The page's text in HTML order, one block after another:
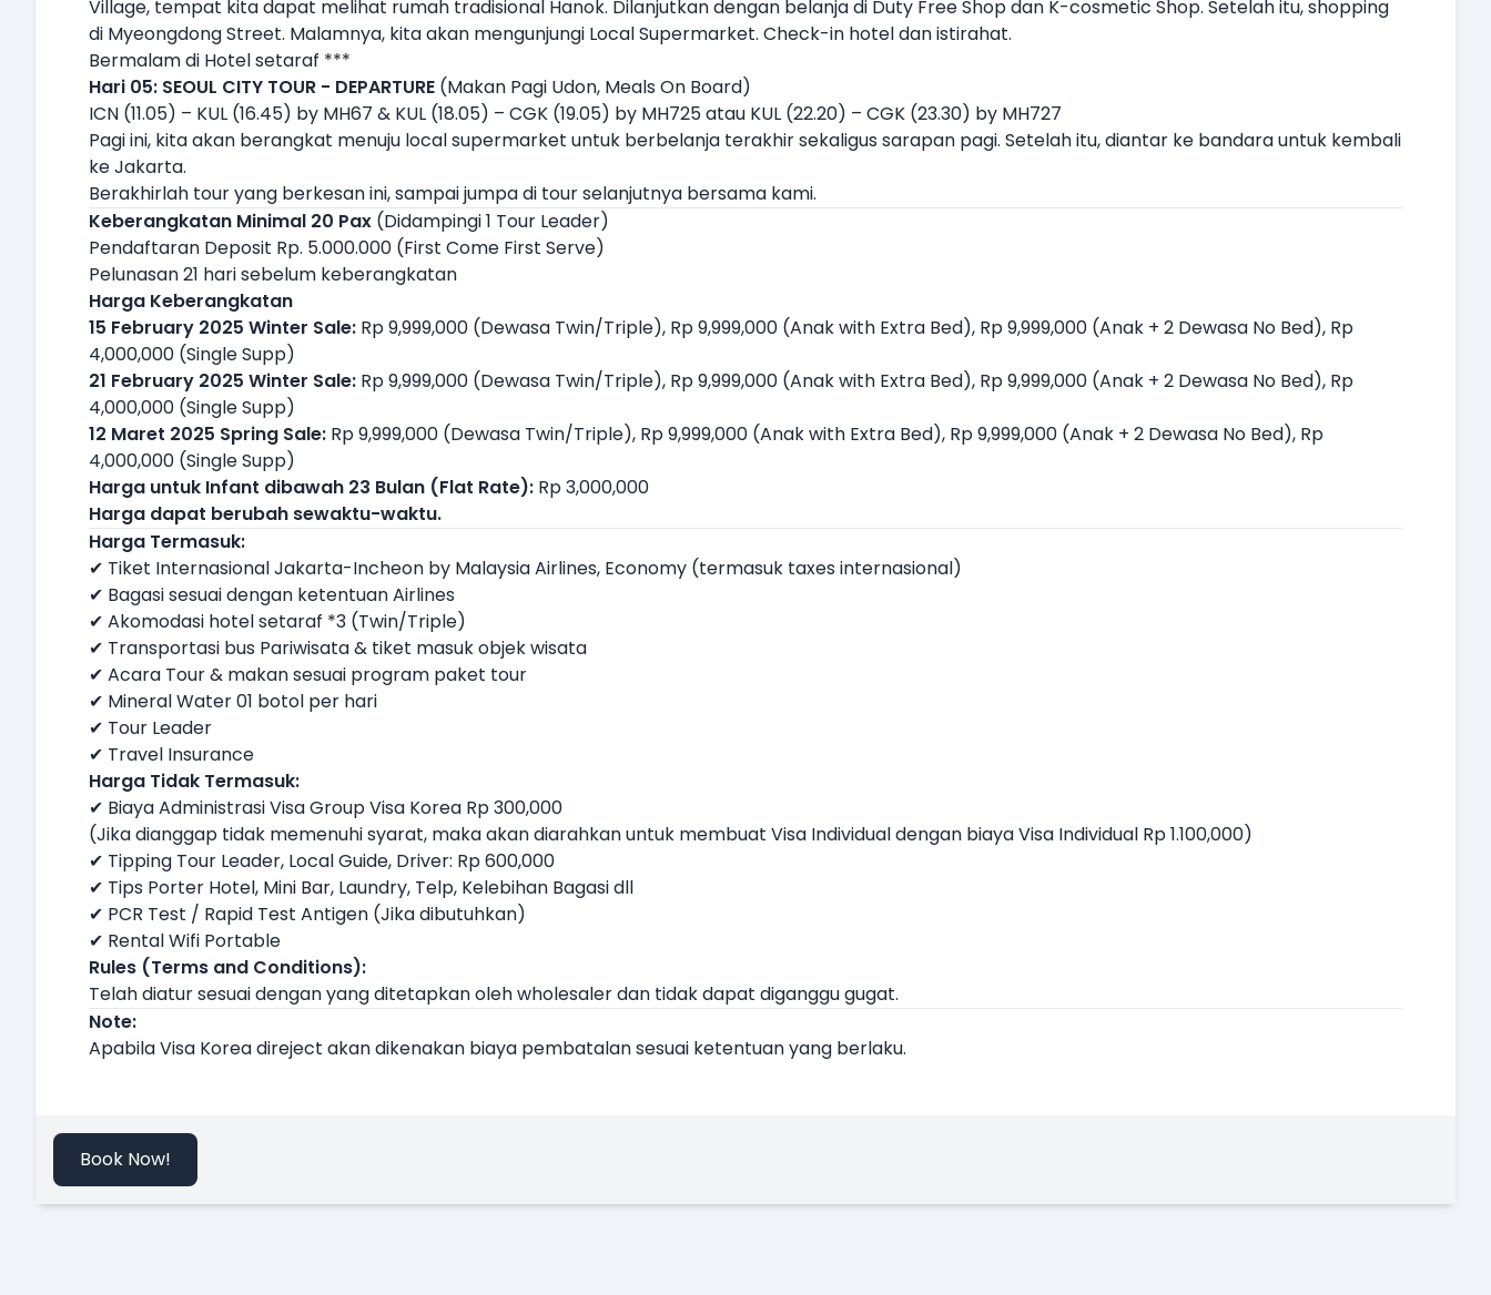
Village, tempat kita dapat melihat rumah tradisional Hanok. Dilanjutkan dengan belanja di Duty Free Shop dan K-cosmetic Shop. Setelah itu, shopping
di Myeongdong Street. Malamnya, kita akan mengunjungi Local Supermarket. Check-in hotel dan istirahat.
Bermalam di Hotel setaraf ***
Hari 05: SEOUL CITY TOUR - DEPARTURE (Makan Pagi Udon, Meals On Board)
ICN (11.05) – KUL (16.45) by MH67 & KUL (18.05) – CGK (19.05) by MH725 atau KUL (22.20) – CGK (23.30) by MH727
Pagi ini, kita akan berangkat menuju local supermarket untuk berbelanja terakhir sekaligus sarapan pagi. Setelah itu, diantar ke bandara untuk kembali
ke Jakarta.
Berakhirlah tour yang berkesan ini, sampai jumpa di tour selanjutnya bersama kami.
Keberangkatan Minimal 20 Pax (Didampingi 1 Tour Leader)
Pendaftaran Deposit Rp. 5.000.000 (First Come First Serve)
Pelunasan 21 hari sebelum keberangkatan
Harga Keberangkatan
15 February 2025 Winter Sale: Rp 9,999,000 (Dewasa Twin/Triple), Rp 9,999,000 (Anak with Extra Bed), Rp 9,999,000 (Anak + 2 Dewasa No Bed), Rp
4,000,000 (Single Supp)
21 February 2025 Winter Sale: Rp 9,999,000 (Dewasa Twin/Triple), Rp 9,999,000 (Anak with Extra Bed), Rp 9,999,000 (Anak + 2 Dewasa No Bed), Rp
4,000,000 (Single Supp)
12 Maret 2025 Spring Sale: Rp 9,999,000 (Dewasa Twin/Triple), Rp 9,999,000 (Anak with Extra Bed), Rp 9,999,000 (Anak + 2 Dewasa No Bed), Rp
4,000,000 (Single Supp)
Harga untuk Infant dibawah 23 Bulan (Flat Rate): Rp 3,000,000
Harga dapat berubah sewaktu-waktu.
Harga Termasuk:
✔ Tiket Internasional Jakarta-Incheon by Malaysia Airlines, Economy (termasuk taxes internasional)
✔ Bagasi sesuai dengan ketentuan Airlines
✔ Akomodasi hotel setaraf *3 (Twin/Triple)
✔ Transportasi bus Pariwisata & tiket masuk objek wisata
✔ Acara Tour & makan sesuai program paket tour
✔ Mineral Water 01 botol per hari
✔ Tour Leader
✔ Travel Insurance
Harga Tidak Termasuk:
✔ Biaya Administrasi Visa Group Visa Korea Rp 300,000
(Jika dianggap tidak memenuhi syarat, maka akan diarahkan untuk membuat Visa Individual dengan biaya Visa Individual Rp 1.100,000)
✔ Tipping Tour Leader, Local Guide, Driver: Rp 600,000
✔ Tips Porter Hotel, Mini Bar, Laundry, Telp, Kelebihan Bagasi dll
✔ PCR Test / Rapid Test Antigen (Jika dibutuhkan)
✔ Rental Wifi Portable
Rules (Terms and Conditions):
Telah diatur sesuai dengan yang ditetapkan oleh wholesaler dan tidak dapat diganggu gugat.
Note:
Apabila Visa Korea direject akan dikenakan biaya pembatalan sesuai ketentuan yang berlaku.
Book Now!